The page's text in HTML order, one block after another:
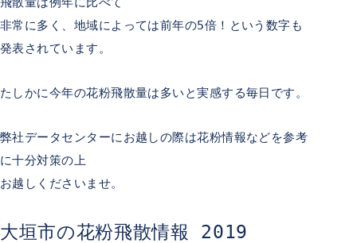
非常に多く、地域によっては前年の5倍！という数字も
発表されています。
たしかに今年の花粉飛散量は多いと実感する毎日です。
弊社データセンターにお越しの際は花粉情報などを参考
に十分対策の上
お越しくださいませ。
大垣市の花粉飛散情報 2019